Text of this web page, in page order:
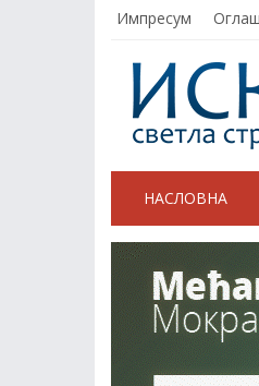
Импресум
НАСЛОВНА